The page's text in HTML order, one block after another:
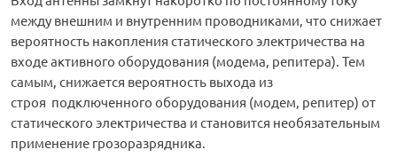
между внешним и внутренним проводниками, что снижает
вероятность накопления статического электричества на
входе активного оборудования (модема, репитера). Тем
самым, снижается вероятность выхода из
строя подключенного оборудования (модем, репитер) от
статического электричества и становится необязательным
применение грозоразрядника.